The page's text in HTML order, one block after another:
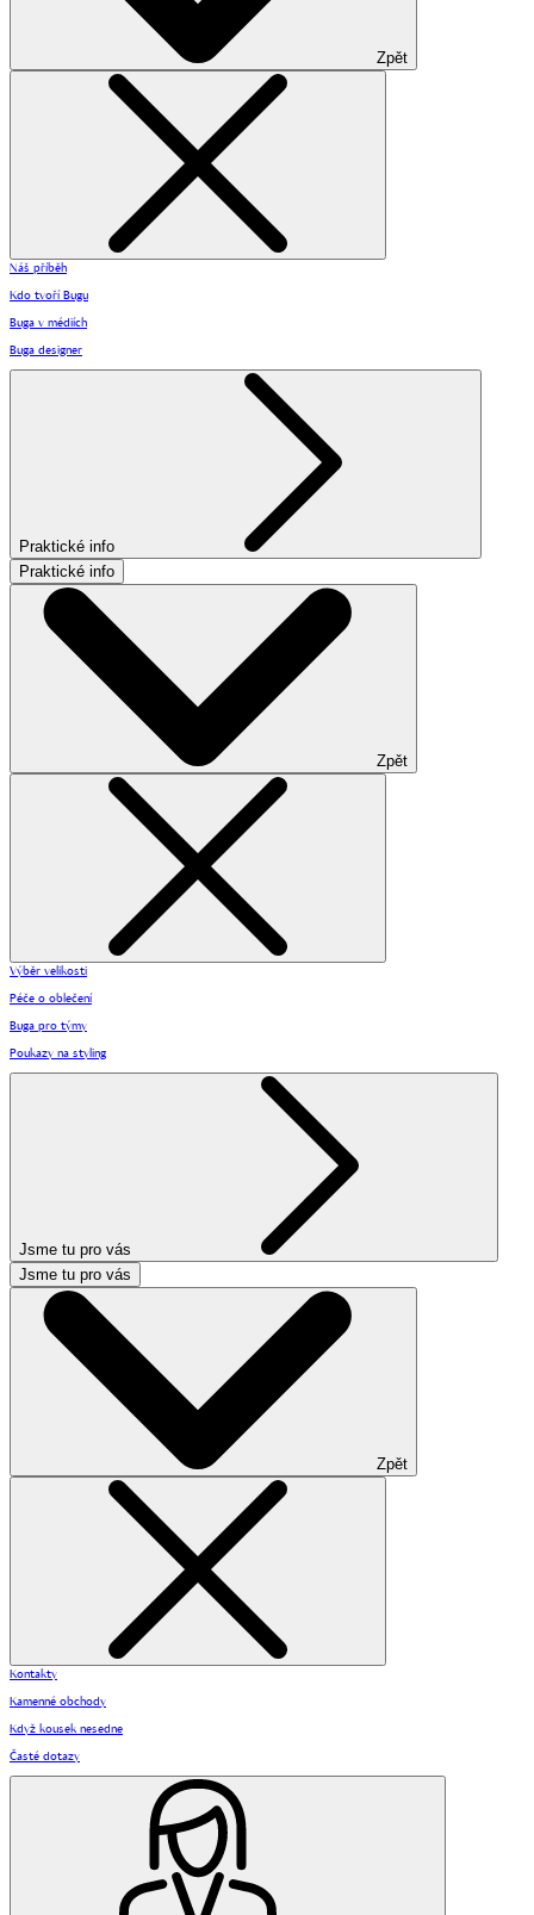
Zpět
Náš příběh
Kdo tvoří Bugu
Buga v médiích
Buga designer
Praktické info
Praktické info
Zpět
Výběr velikosti
Péče o oblečení
Buga pro týmy
Poukazy na styling
Jsme tu pro vás
Jsme tu pro vás
Zpět
Kontakty
Kamenné obchody
Když kousek nesedne
Časté dotazy